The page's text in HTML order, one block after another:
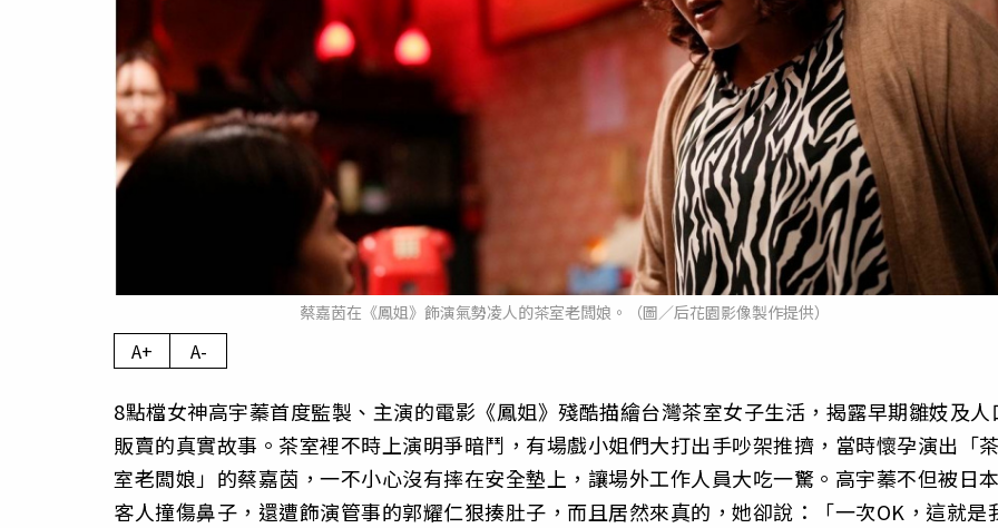
蔡嘉茵在《鳳姐》飾演氣勢凌人的茶室老闆娘。（圖／后花園影像製作提供）
A+ A-
8點檔女神高宇蓁首度監製、主演的電影《鳳姐》殘酷描繪台灣茶室女子生活，揭露早期雛妓及人
販賣的真實故事。茶室裡不時上演明爭暗鬥，有場戲小姐們大打出手吵架推擠，當時懷孕演出「
室老闆娘」的蔡嘉茵，一不小心沒有摔在安全墊上，讓場外工作人員大吃一驚。高宇蓁不但被日
客人撞傷鼻子，還遭飾演管事的郭耀仁狠揍肚子，而且居然來真的，她卻說：「一次OK，這就是